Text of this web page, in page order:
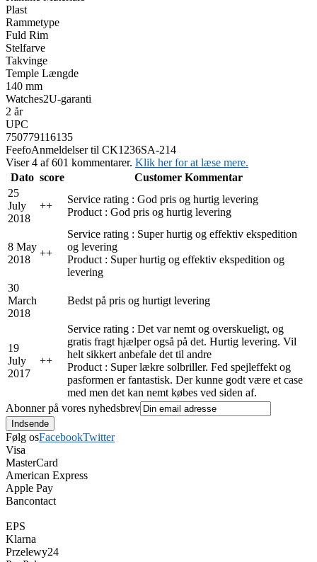
Plast
Rammetype
Fuld Rim
Stelfarve
Takvinge
Temple Længde
140 mm
Watches2U-garanti
2 år
UPC
750779116135
FeefoAnmeldelser til CK1236SA-214
Viser 4 af 601 kommentarer. Klik her for at læse mere.
Dato score
Customer Kommentar
25
July
2018
++
Service rating : God pris og hurtig levering
Product : God pris og hurtig levering
8 May
2018
++
Service rating : Super hurtig og effektiv ekspedition
og levering
Product : Super hurtig og effektiv ekspedition og
levering
30
March
2018
Bedst på pris og hurtigt levering
19
July
2017
++
Service rating : Det var nemt og overskueligt, og
gratis fragt hjælper også på det. Hurtig levering. Vil
helt sikkert anbefale det til andre
Product : Super lækre solbriller. Fed spejleffekt og
pasformen er fantastisk. Der kunne godt være et case
med men det kan nemt købes ved siden af.
Abonner på vores nyhedsbrev
Følg osFacebookTwitter
Visa
MasterCard
American Express
Apple Pay
Bancontact
EPS
Klarna
Przelewy24